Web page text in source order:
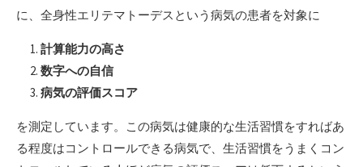
に、全身性エリテマトーデスという病気の患者を対象に
計算能力の高さ
数字への自信
病気の評価スコア
を測定しています。この病気は健康的な生活習慣をすればあ
る程度はコントロールできる病気で、生活習慣をうまくコン